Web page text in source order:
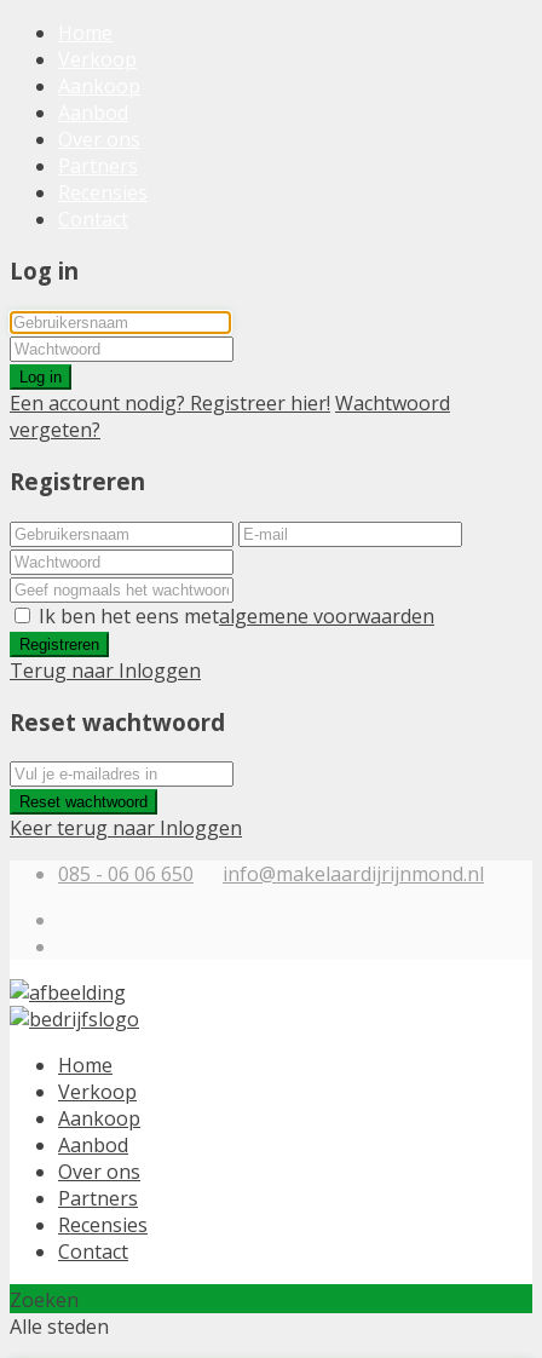
Log in
Log in
Een account nodig? Registreer hier! Wachtwoord
vergeten?
Registreren
Ik ben het eens metalgemene voorwaarden
Registreren
Terug naar Inloggen
Reset wachtwoord
Reset wachtwoord
Keer terug naar Inloggen
085 - 06 06 650
info@makelaardijrijnmond.nl
Home
Verkoop
Aankoop
Aanbod
Over ons
Partners
Recensies
Contact
Zoeken
Alle steden